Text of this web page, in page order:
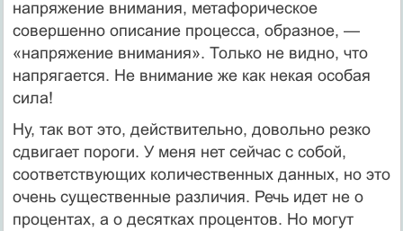
напряжение внимания, метафорическое
совершенно описание процесса, образное, —
«напряжение внимания». Только не видно, что
напрягается. Не внимание же как некая особая
сила!
Ну, так вот это, действительно, довольно резко
сдвигает пороги. У меня нет сейчас с собой,
соответствующих количественных данных, но это
очень существенные различия. Речь идет не о
процентах, а о десятках процентов. Но могут